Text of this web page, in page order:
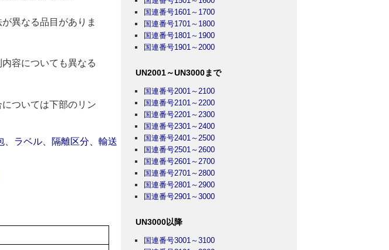
異なる品目がありま
容についても異なる
ついては下部のリン
、ラベル、隔離区分、輸送
国連番号1601～1700
国連番号1701～1800
国連番号1801～1900
国連番号1901～2000
UN2001～UN3000まで
国連番号2001～2100
国連番号2101～2200
国連番号2201～2300
国連番号2301～2400
国連番号2401～2500
国連番号2501～2600
国連番号2601～2700
国連番号2701～2800
国連番号2801～2900
国連番号2901～3000
UN3000以降
国連番号3001～3100